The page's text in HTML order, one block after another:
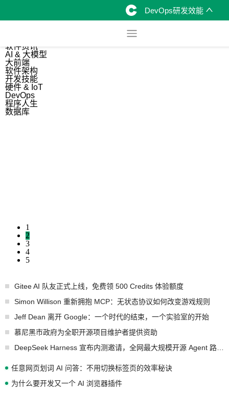
DevOps研发效能
软件资讯
AI & 大模型
大前端
软件架构
开发技能
硬件 & IoT
DevOps
程序人生
数据库
1
2
3
4
5
Gitee AI 队友正式上线，免费领 500 Credits 体验额度
Simon Willison 重新拥抱 MCP：无状态协议如何改变游戏规则
Jeff Dean 离开 Google：一个时代的结束，一个实验室的开始
慕尼黑市政府为全职开源项目维护者提供资助
任意网页划词 AI 问答：不用切换标签页的效率秘诀
为什么要开发又一个 AI 浏览器插件